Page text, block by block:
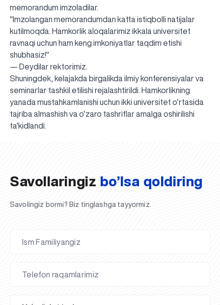
memorandum imzoladilar.
"Imzolangan memorandumdan katta istiqbolli natijalar
kutilmoqda. Hamkorlik aloqalarimiz ikkala universitet
ravnaqi uchun ham keng imkoniyatlar taqdim etishi
shubhasiz!"
— Deydilar rektorimiz.
Shuningdek, kelajakda birgalikda ilmiy konferensiyalar va
seminarlar tashkil etilishi rejalashtirildi. Hamkorlikning
yanada mustahkamlanishi uchun ikki universitet o‘rtasida
tajriba almashish va o‘zaro tashriflar amalga oshirilishi
ta'kidlandi.
UBS professori "Yangi O‘zbekiston yosh olimlari"
qatoridan joy oldi!
Sevimli "UBS xabarnomasi" gazetamizning yangi soni
nashrdan chiqdi!
UBS faoliyati tahlili va istiqboldagi rejalar
UBS oʻqituvchilari Qirgʻizistonda malaka oshirdi
G‘alaba sari olg‘a, O‘zbekiston!
TAYINLOV
UBS OAVda
UBS va bitiruvchi talabalar viloyat hokimligi tomonidan
taqdirlandi
Til oʻrganishda Ovropacha aytganda "level up" qilishni
xohlaysizmi?
Inson kapitaliga yo‘naltirilgan investitsiya — Yangi
O‘zbekiston taraqqiyotining eng muhim tayanchi
Savollaringiz bo’lsa qoldiring
Savolingiz bormi? Biz tinglashga tayyormiz.